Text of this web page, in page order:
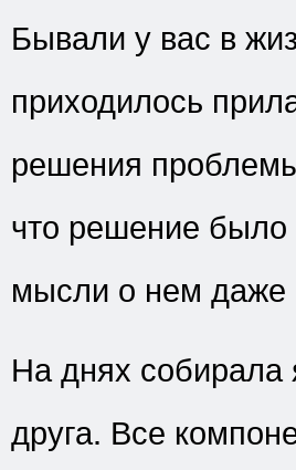
Бывали у вас в
приходилось
решения
что решение было
мысли о нем даже
На днях собирала
друга. Все